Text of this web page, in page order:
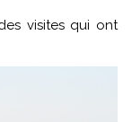
visites qui ont